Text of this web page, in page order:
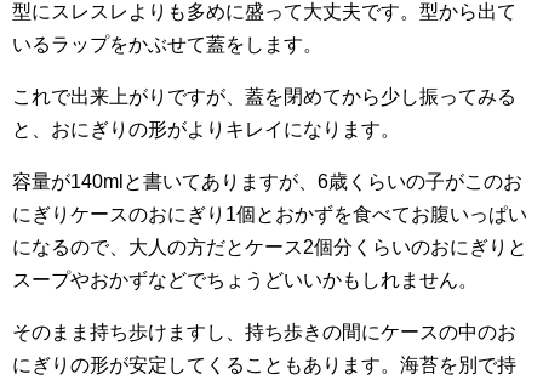
型にスレスレよりも多めに盛って大丈夫です。型から出て
いるラップをかぶせて蓋をします。
これで出来上がりですが、蓋を閉めてから少し振ってみる
と、おにぎりの形がよりキレイになります。
容量が140mlと書いてありますが、6歳くらいの子がこのお
にぎりケースのおにぎり1個とおかずを食べてお腹いっぱい
になるので、大人の方だとケース2個分くらいのおにぎりと
スープやおかずなどでちょうどいいかもしれません。
そのまま持ち歩けますし、持ち歩きの間にケースの中のお
にぎりの形が安定してくることもあります。海苔を別で持